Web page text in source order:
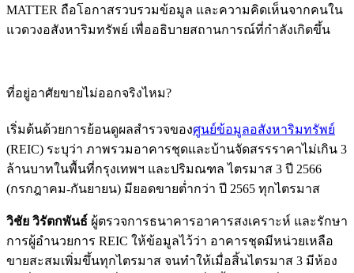
MATTER ถือโอกาสรวบรวมข้อมูล และความคิดเห็นจากคนใน
แวดวงอสังหาริมทรัพย์ เพื่ออธิบายสถานการณ์ที่กำลังเกิดขึ้น
ที่อยู่อาศัยขายไม่ออกจริงไหม?
เริ่มต้นด้วยการย้อนดูผลสำรวจของศูนย์ข้อมูลอสังหาริมทรัพย์
(REIC) ระบุว่า ภาพรวมอาคารชุดและบ้านจัดสรรราคาไม่เกิน 3
ล้านบาทในพื้นที่กรุงเทพฯ และปริมณฑล ไตรมาส 3 ปี 2566
(กรกฎาคม-กันยายน) มียอดขายต่ำกว่า ปี 2565 ทุกไตรมาส
วิชัย วิรัตกพันธ์ ผู้ตรวจการธนาคารอาคารสงเคราะห์ และรักษา
การผู้อำนวยการ REIC ให้ข้อมูลไว้ว่า อาคารชุดมีหน่วยเหลือ
ขายสะสมเพิ่มขึ้นทุกไตรมาส จนทำให้เมื่อสิ้นไตรมาส 3 มีห้อง